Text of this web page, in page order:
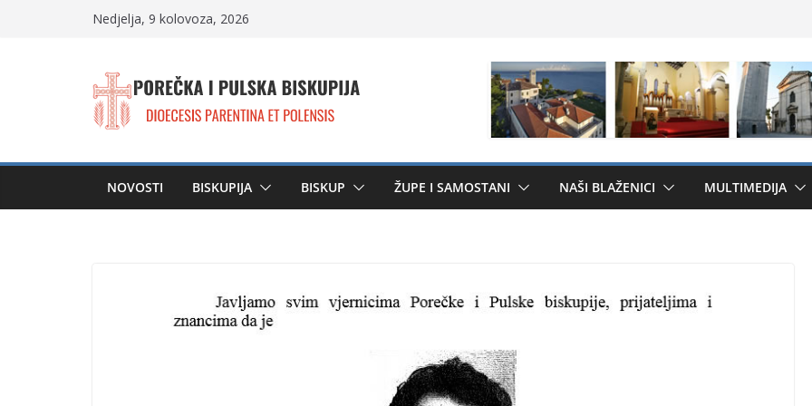
Nedjelja, 9 kolovoza, 2026
NOVOSTI BISKUPIJA BISKUP ŽUPE I SAMOSTANI NAŠI BLAŽENICI MULTIMEDIJA